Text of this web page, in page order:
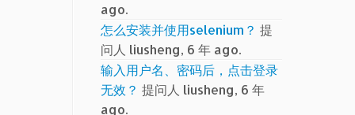
ago.
怎么安装并使用selenium？ 提
问人 liusheng, 6 年 ago.
输入用户名、密码后，点击登录
无效？ 提问人 liusheng, 6 年
ago.